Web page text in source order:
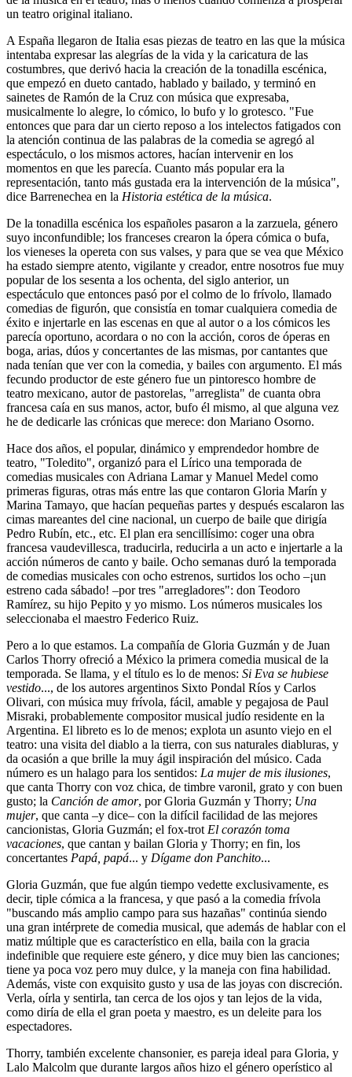
un teatro original italiano.
A España llegaron de Italia esas piezas de teatro en las que la música
intentaba expresar las alegrías de la vida y la caricatura de las
costumbres, que derivó hacia la creación de la tonadilla escénica,
que empezó en dueto cantado, hablado y bailado, y terminó en
sainetes de Ramón de la Cruz con música que expresaba,
musicalmente lo alegre, lo cómico, lo bufo y lo grotesco. "Fue
entonces que para dar un cierto reposo a los intelectos fatigados con
la atención continua de las palabras de la comedia se agregó al
espectáculo, o los mismos actores, hacían intervenir en los
momentos en que les parecía. Cuanto más popular era la
representación, tanto más gustada era la intervención de la música",
dice Barrenechea en la Historia estética de la música.
De la tonadilla escénica los españoles pasaron a la zarzuela, género
suyo inconfundible; los franceses crearon la ópera cómica o bufa,
los vieneses la opereta con sus valses, y para que se vea que México
ha estado siempre atento, vigilante y creador, entre nosotros fue muy
popular de los sesenta a los ochenta, del siglo anterior, un
espectáculo que entonces pasó por el colmo de lo frívolo, llamado
comedias de figurón, que consistía en tomar cualquiera comedia de
éxito e injertarle en las escenas en que al autor o a los cómicos les
parecía oportuno, acordara o no con la acción, coros de óperas en
boga, arias, dúos y concertantes de las mismas, por cantantes que
nada tenían que ver con la comedia, y bailes con argumento. El más
fecundo productor de este género fue un pintoresco hombre de
teatro mexicano, autor de pastorelas, "arreglista" de cuanta obra
francesa caía en sus manos, actor, bufo él mismo, al que alguna vez
he de dedicarle las crónicas que merece: don Mariano Osorno.
Hace dos años, el popular, dinámico y emprendedor hombre de
teatro, "Toledito", organizó para el Lírico una temporada de
comedias musicales con Adriana Lamar y Manuel Medel como
primeras figuras, otras más entre las que contaron Gloria Marín y
Marina Tamayo, que hacían pequeñas partes y después escalaron las
cimas mareantes del cine nacional, un cuerpo de baile que dirigía
Pedro Rubín, etc., etc. El plan era sencillísimo: coger una obra
francesa vaudevillesca, traducirla, reducirla a un acto e injertarle a la
acción números de canto y baile. Ocho semanas duró la temporada
de comedias musicales con ocho estrenos, surtidos los ocho –¡un
estreno cada sábado! –por tres "arregladores": don Teodoro
Ramírez, su hijo Pepito y yo mismo. Los números musicales los
seleccionaba el maestro Federico Ruiz.
Pero a lo que estamos. La compañía de Gloria Guzmán y de Juan
Carlos Thorry ofreció a México la primera comedia musical de la
temporada. Se llama, y el título es lo de menos: Si Eva se hubiese
vestido..., de los autores argentinos Sixto Pondal Ríos y Carlos
Olivari, con música muy frívola, fácil, amable y pegajosa de Paul
Misraki, probablemente compositor musical judío residente en la
Argentina. El libreto es lo de menos; explota un asunto viejo en el
teatro: una visita del diablo a la tierra, con sus naturales diabluras, y
da ocasión a que brille la muy ágil inspiración del músico. Cada
número es un halago para los sentidos: La mujer de mis ilusiones,
que canta Thorry con voz chica, de timbre varonil, grato y con buen
gusto; la Canción de amor, por Gloria Guzmán y Thorry; Una
mujer, que canta –y dice– con la difícil facilidad de las mejores
cancionistas, Gloria Guzmán; el fox-trot El corazón toma
vacaciones, que cantan y bailan Gloria y Thorry; en fin, los
concertantes Papá, papá... y Dígame don Panchito...
Gloria Guzmán, que fue algún tiempo vedette exclusivamente, es
decir, tiple cómica a la francesa, y que pasó a la comedia frívola
"buscando más amplio campo para sus hazañas" continúa siendo
una gran intérprete de comedia musical, que además de hablar con el
matiz múltiple que es característico en ella, baila con la gracia
indefinible que requiere este género, y dice muy bien las canciones;
tiene ya poca voz pero muy dulce, y la maneja con fina habilidad.
Además, viste con exquisito gusto y usa de las joyas con discreción.
Verla, oírla y sentirla, tan cerca de los ojos y tan lejos de la vida,
como diría de ella el gran poeta y maestro, es un deleite para los
espectadores.
Thorry, también excelente chansonier, es pareja ideal para Gloria, y
Lalo Malcolm que durante largos años hizo el género operístico al